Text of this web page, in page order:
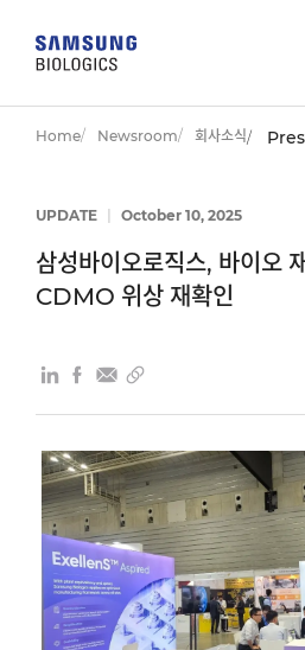
Home Newsroom 회사소식
UPDATE October 10, 2025
삼성바이오로직스, 바이오
CDMO 위상 재확인